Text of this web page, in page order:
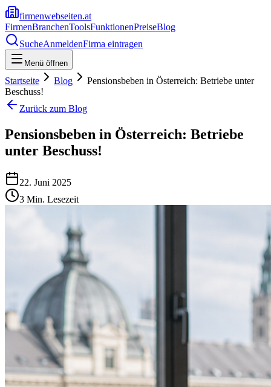
firmenwebseiten.at
FirmenBranchenToolsFunktionenPreiseBlog
SucheAnmeldenFirma eintragen
Menü öffnen
Startseite Blog
Pensionsbeben in Österreich: Betriebe unter
Beschuss!
Zurück zum Blog
Pensionsbeben in Österreich: Betriebe
unter Beschuss!
22. Juni 2025
3 Min. Lesezeit